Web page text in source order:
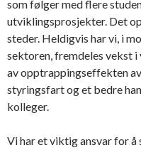
som følger med flere
utviklingsprosjekter. Det
steder. Heldigvis har vi, i
sektoren, fremdeles vekst
av opptrappingseffekten
styringsfart og et bedre
kolleger.
Vi har et viktig ansvar for